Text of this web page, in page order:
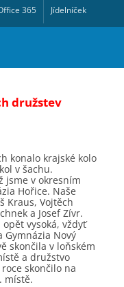
365 Jídelníček
družstev
konalo krajské kolo
v šachu.
jsme v okresním
Hořice. Naše
Kraus, Vojtěch
a Josef Zívr.
vysoká, vždyť
Gymnázia Nový
skončila v loňském
a družstvo
skončilo na
místě.